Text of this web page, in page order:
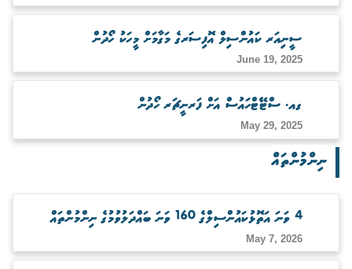
ސީނިއަރ ކައުންސިލް އޮފިސަރގެ މަގާމަށް މީހަކު ހޯދުން
June 19, 2025
ގއ. ސްޓޭޓްހައުސް އަށް ފަރނީޗަރ ހޯދުން
May 29, 2025
ނިންމުންތައް
4 ވަނަ އަތޮޅުކައުންސިލްގެ 160 ވަނަ ބައްދަލުވުމުގެ ނިންމުންތައް
May 7, 2026